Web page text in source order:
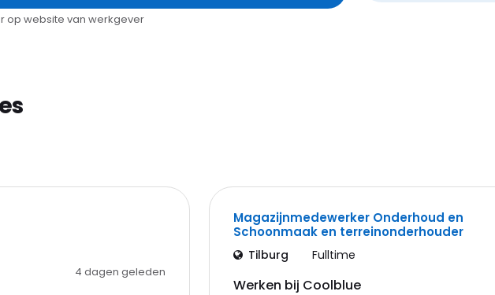
op website van werkgever
4 dagen geleden
Magazijnmedewerker Onderhoud en
Schoonmaak en terreinonderhouder
Tilburg Fulltime
Werken bij Coolblue